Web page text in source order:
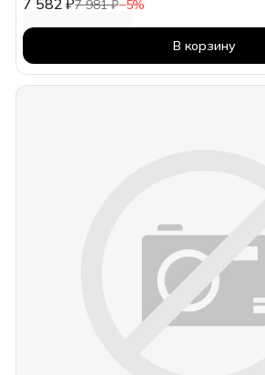
7 981 ₽−5%
В корзину